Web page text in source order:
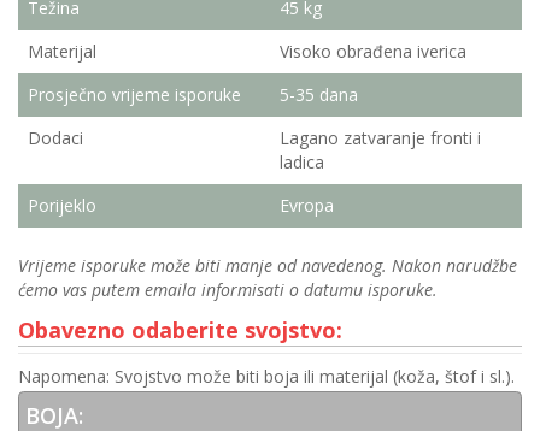
Težina
45 kg
Materijal
Visoko obrađena iverica
Prosječno vrijeme isporuke
5-35 dana
Dodaci
Lagano zatvaranje fronti i
ladica
Porijeklo
Evropa
Vrijeme isporuke može biti manje od navedenog. Nakon narudžbe
ćemo vas putem emaila informisati o datumu isporuke.
Obavezno odaberite svojstvo:
Napomena: Svojstvo može biti boja ili materijal (koža, štof i sl.).
BOJA: